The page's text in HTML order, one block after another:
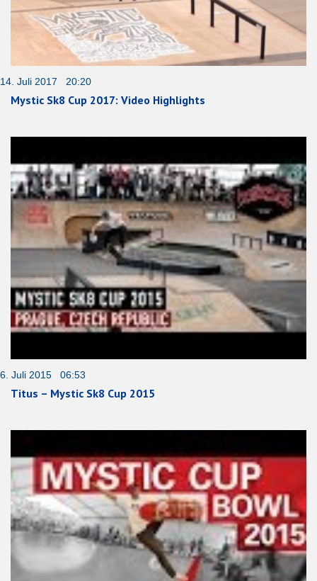
14. Juli 2017 20:20
Mystic Sk8 Cup 2017: Video Highlights
6. Juli 2015 06:53
Titus – Mystic Sk8 Cup 2015